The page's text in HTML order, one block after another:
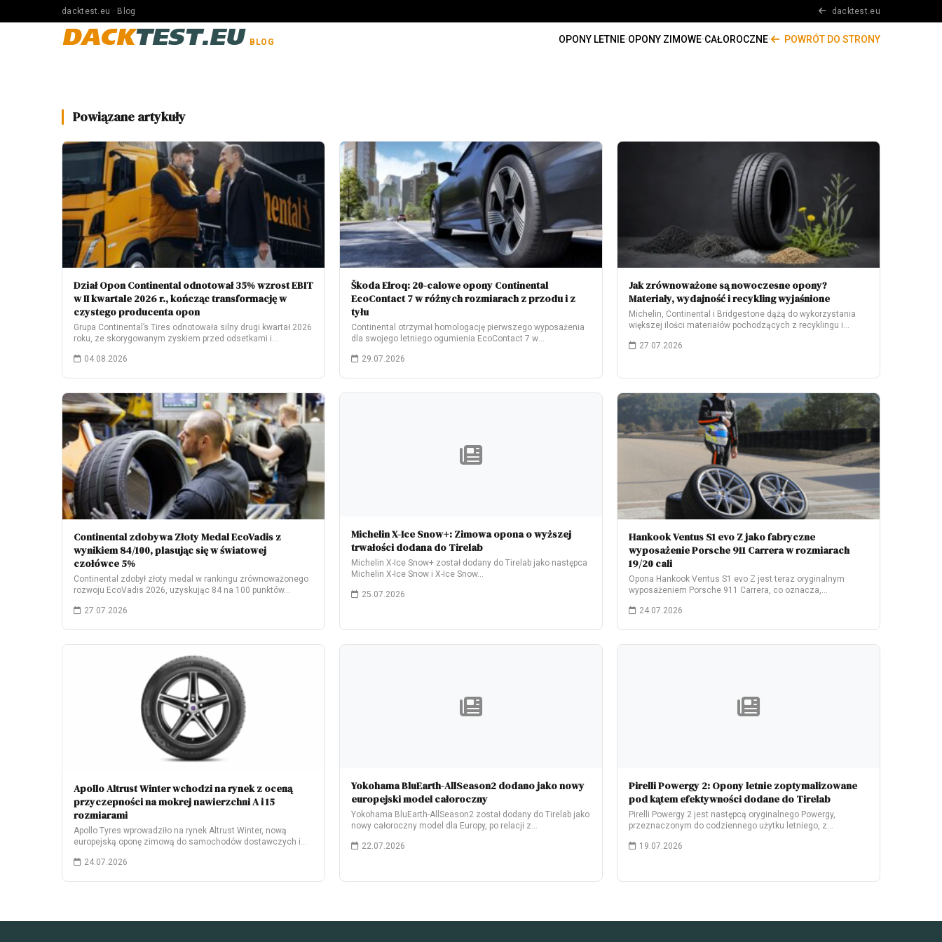
dacktest.eu · Blog dacktest.eu
DACKTEST.EU BLOG OPONY LETNIE·OPONY ZIMOWE·CAŁOROCZNE· POWRÓT DO STRONY
Powiązane artykuły
Dział Opon Continental odnotował 35% wzrost EBIT
w II kwartale 2026 r., kończąc transformację w
czystego producenta opon
Grupa Continental’s Tires odnotowała silny drugi kwartał 2026
roku, ze skorygowanym zyskiem przed odsetkami i…
04.08.2026
Škoda Elroq: 20-calowe opony Continental
EcoContact 7 w różnych rozmiarach z przodu i z
tyłu
Continental otrzymał homologację pierwszego wyposażenia
dla swojego letniego ogumienia EcoContact 7 w
29.07.2026
Jak zrównoważone są nowoczesne opony?
Materiały, wydajność i recykling wyjaśnione
Michelin, Continental i Bridgestone dążą do wykorzystania
większej ilości materiałów pochodzących z recyklingu i
27.07.2026
Continental zdobywa Złoty Medal EcoVadis z
wynikiem 84/100, plasując się w światowej
czołówce 5%
Continental zdobył złoty medal w rankingu zrównoważonego
rozwoju EcoVadis 2026, uzyskując 84 na 100 punktów…
27.07.2026
Michelin X-Ice Snow+: Zimowa opona o wyższej
trwałości dodana do Tirelab
Michelin X-Ice Snow+ został dodany do Tirelab jako następca
Michelin X-Ice Snow i X-Ice Snow…
25.07.2026
Hankook Ventus S1 evo Z jako fabryczne
wyposażenie Porsche 911 Carrera w rozmiarach
19/20 cali
Opona Hankook Ventus S1 evo Z jest teraz oryginalnym
wyposażeniem Porsche 911 Carrera, co oznacza,…
24.07.2026
Apollo Altrust Winter wchodzi na rynek z oceną
przyczepności na mokrej nawierzchni A i 15
rozmiarami
Apollo Tyres wprowadziło na rynek Altrust Winter, nową
europejską oponę zimową do samochodów dostawczych i…
24.07.2026
Yokohama BluEarth-AllSeason2 dodano jako nowy
europejski model całoroczny
Yokohama BluEarth-AllSeason2 został dodany do Tirelab jako
nowy całoroczny model dla Europy, po relacji z…
22.07.2026
Pirelli Powergy 2: Opony letnie zoptymalizowane
pod kątem efektywności dodane do Tirelab
Pirelli Powergy 2 jest następcą oryginalnego Powergy,
przeznaczonym do codziennego użytku letniego, z
19.07.2026